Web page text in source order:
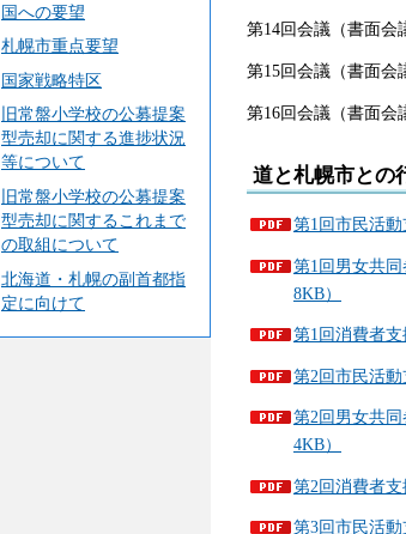
国への要望
札幌市重点要望
国家戦略特区
旧常盤小学校の公募提案
型売却に関する進捗状況
等について
旧常盤小学校の公募提案
型売却に関するこれまで
の取組について
北海道・札幌の副首都指
定に向けて
第14回会議（書面会
第15回会議（書面会
第16回会議（書面会
道と札幌市との
第1回市民活
第1回男女共
8KB）
第1回消費者
第2回市民活
第2回男女共
4KB）
第2回消費者
第3回市民活